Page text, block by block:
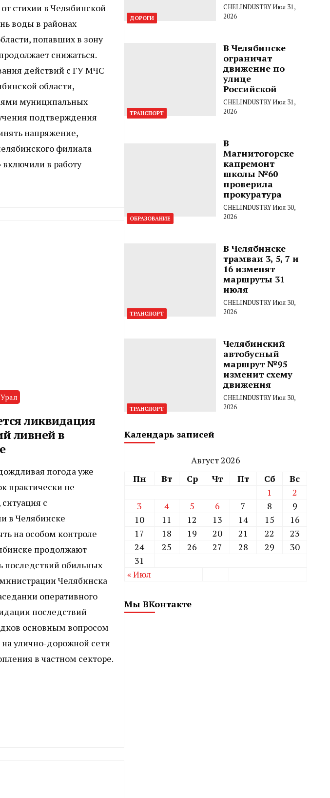
стихии в Челябинской
воды в районах
попавших в зону
снижаться.
действий с ГУ МЧС
области,
муниципальных
подтверждения
напряжение,
филиала
включили в работу
ликвидация
ливней в
погода уже
практически не
с
в Челябинске
на особом контроле
продолжают
последствий обильных
Челябинска
оперативного
последствий
основным вопросом
улично-дорожной сети
в частном секторе.
ДОРОГИ
CHELINDUSTRYИюл 31,
2026
ТРАНСПОРТ
В Челябинске
ограничат
движение по
улице
Российской
CHELINDUSTRYИюл 31,
2026
ОБРАЗОВАНИЕ
В
Магнитогорске
капремонт
школы №60
проверила
прокуратура
CHELINDUSTRYИюл 30,
2026
ТРАНСПОРТ
В Челябинске
трамваи 3, 5, 7 и
16 изменят
маршруты 31
июля
CHELINDUSTRYИюл 30,
2026
ТРАНСПОРТ
Челябинский
автобусный
маршрут №95
изменит схему
движения
CHELINDUSTRYИюл 30,
2026
Календарь записей
Август 2026
Пн
Вт Ср Чт Пт Сб
Вс
1
2
3
4 5 6 7 8
9
10
11 12 13 14 15
16
17
18 19 20 21 22
23
24
25 26 27 28 29
30
31
« Июл
Мы ВКонтакте